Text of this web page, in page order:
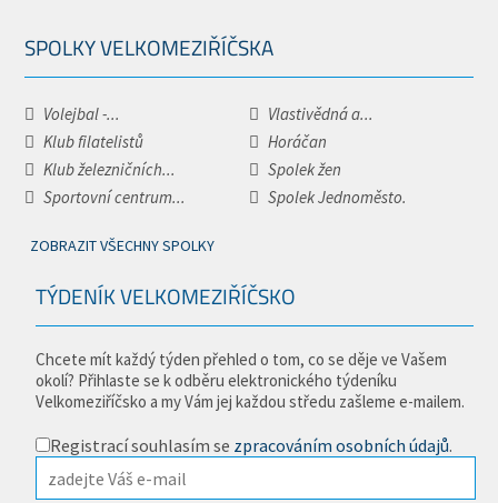
SPOLKY VELKOMEZIŘÍČSKA
Volejbal -...
Vlastivědná a...
Klub filatelistů
Horáčan
Klub železničních...
Spolek žen
Sportovní centrum...
Spolek Jednoměsto.
ZOBRAZIT VŠECHNY SPOLKY
TÝDENÍK VELKOMEZIŘÍČSKO
Chcete mít každý týden přehled o tom, co se děje ve Vašem
okolí? Přihlaste se k odběru elektronického týdeníku
Velkomeziříčsko a my Vám jej každou středu zašleme e-mailem.
Registrací souhlasím se zpracováním osobních údajů.